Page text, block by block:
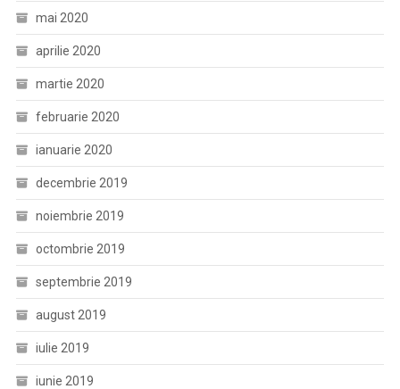
mai 2020
aprilie 2020
martie 2020
februarie 2020
ianuarie 2020
decembrie 2019
noiembrie 2019
octombrie 2019
septembrie 2019
august 2019
iulie 2019
iunie 2019